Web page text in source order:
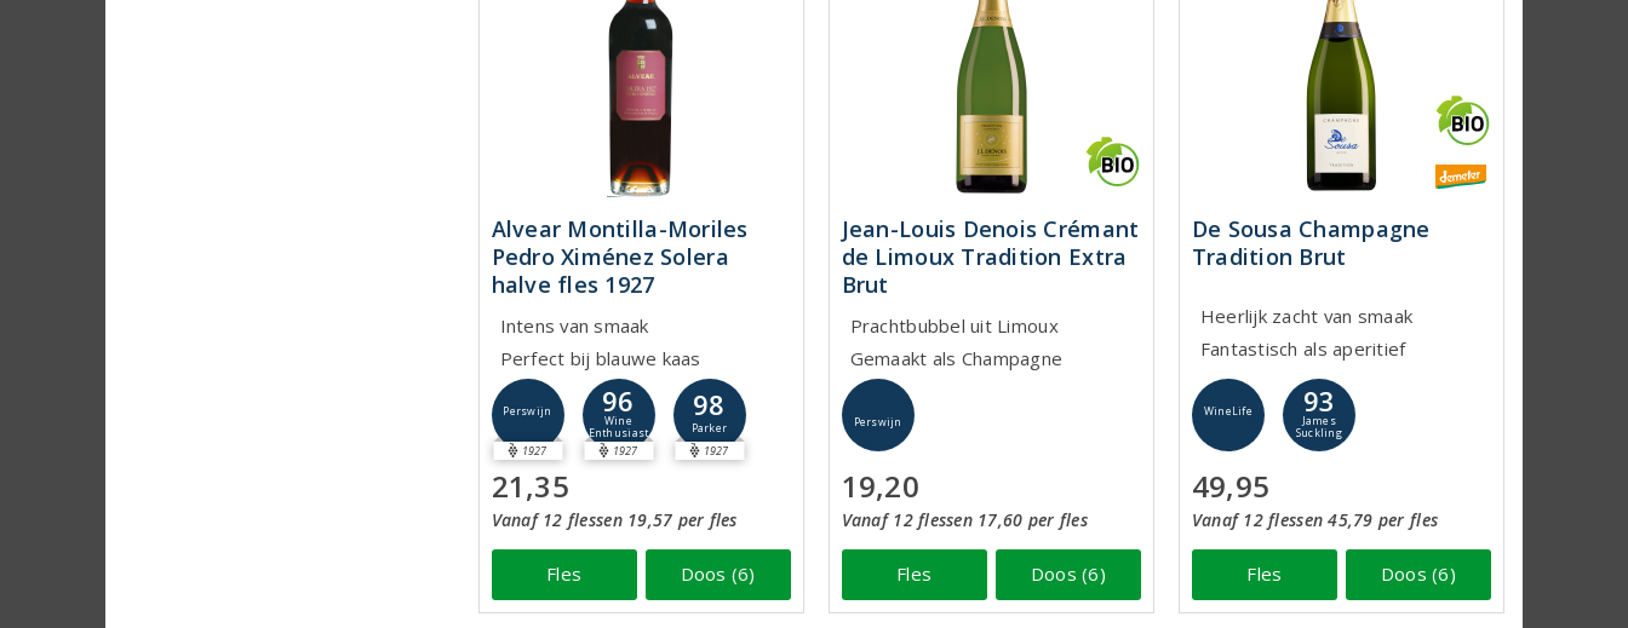
Alvear Montilla-Moriles
Pedro Ximénez Solera
halve fles 1927
Intens van smaak
Perfect bij blauwe kaas
Perswijn
1927
96
Wine
Enthusiast
1927
98
Parker
1927
21,35
Vanaf 12 flessen 19,57 per fles
Fles Doos (6)
Jean-Louis Denois Crémant
de Limoux Tradition Extra
Brut
Prachtbubbel uit Limoux
Gemaakt als Champagne
Perswijn
19,20
Vanaf 12 flessen 17,60 per fles
Fles Doos (6)
De Sousa Champagne
Tradition Brut
Heerlijk zacht van smaak
Fantastisch als aperitief
WineLife 93
James
Suckling
49,95
Vanaf 12 flessen 45,79 per fles
Fles Doos (6)